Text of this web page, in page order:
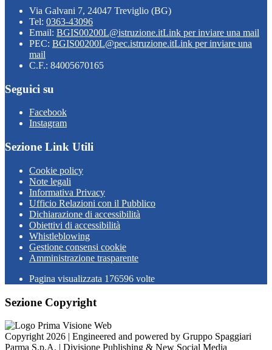
Via Galvani 7, 24047 Treviglio (BG)
Tel: 0363-43096
Email: BGIS00200L@istruzione.itLink per inviare una mail
PEC: BGIS00200L@pec.istruzione.itLink per inviare una
mail
C.F.: 84005670165
Seguici su
Facebook
Instagram
Sezione Link Utili
Cookie policy
Note legali
Informativa Privacy
Ufficio Relazioni con il Pubblico
Dichiarazione di accessibilità
Obiettivi di accessibilità
Whistleblowing
Gestione consensi cookie
Amministrazione trasparente
Pagina visualizzata 176596 volte
Sezione Copyright
Copyright 2026 | Engineered and powered by Gruppo Spaggiari
Parma S.p.A. | Divisione Publishing & New Social Media